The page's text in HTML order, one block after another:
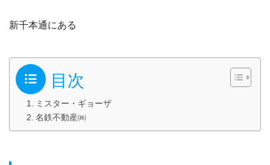
新千本通にある
目次
ミスター・ギョーザ
名鉄不動産㈱